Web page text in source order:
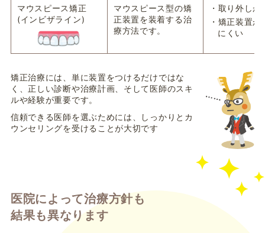
マウスピース矯正
(インビザライン)
マウスピース型の矯
正装置を装着する治
療方法です。
・取り外しが
・矯正装置が
にくい
矯正治療には、単に装置をつけるだけではな
く、正しい診断や治療計画、そして医師のスキ
ルや経験が重要です。
信頼できる医師を選ぶためには、しっかりとカ
ウンセリングを受けることが大切です
医院によって治療方針も
結果も異なります